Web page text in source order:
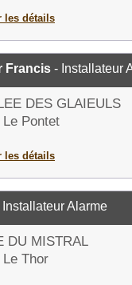
les détails
Francis - Installateur
DES GLAIEULS
Le Pontet
les détails
Installateur Alarme
DU MISTRAL
Le Thor